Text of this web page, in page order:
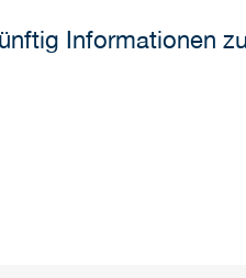
Informationen